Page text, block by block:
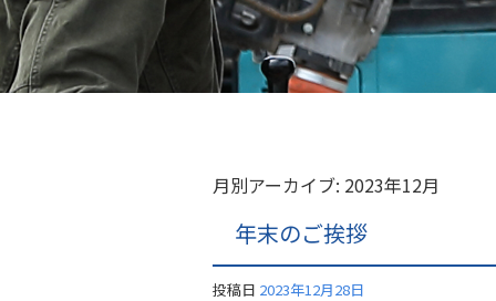
月別アーカイブ: 2023年12月
年末のご挨拶
投稿日 2023年12月28日